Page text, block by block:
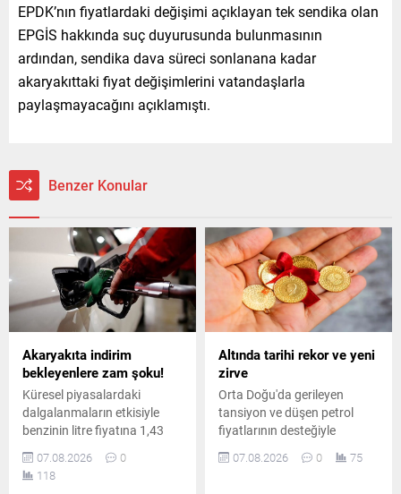
EPDK’nın fiyatlardaki değişimi açıklayan tek sendika olan
EPGİS hakkında suç duyurusunda bulunmasının
ardından, sendika dava süreci sonlanana kadar
akaryakıttaki fiyat değişimlerini vatandaşlarla
paylaşmayacağını açıklamıştı.
Benzer Konular
Akaryakıta indirim
bekleyenlere zam şoku!
Küresel piyasalardaki
dalgalanmaların etkisiyle
benzinin litre fiyatına 1,43
TL'lik artış öngörülürken, Eşel
Mobil Sistemi desteğiyle
sürücülerin deposuna
07.08.2026
0
118
Altında tarihi rekor ve yeni
zirve
Orta Doğu'da gerileyen
tansiyon ve düşen petrol
fiyatlarının desteğiyle
haftalık %5'i aşan yükseliş
kaydeden altın, rekor
07.08.2026 0 75